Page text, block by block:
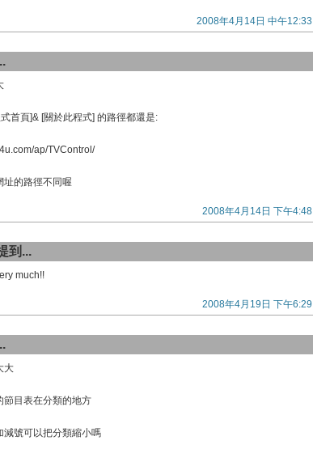
2008年4月14日 中午12:33
首頁]& [關於此程式] 的路徑都還是:
ap/TVControl/
址的路徑不同喔
2008年4月14日 下午4:48
到...
much!!
2008年4月19日 下午6:29
大
節目表在分類的地方
減號可以把分類縮小嗎